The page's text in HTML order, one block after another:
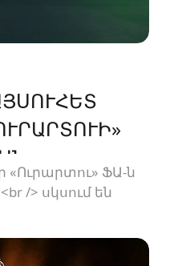
«Ուրարտու» ՖԱ-ն
/> սկսում են